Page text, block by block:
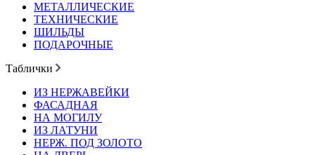
МЕТАЛЛИЧЕСКИЕ
ТЕХНИЧЕСКИЕ
ШИЛЬДЫ
ПОДАРОЧНЫЕ
Таблички
ИЗ НЕРЖАВЕЙКИ
ФАСАДНАЯ
НА МОГИЛУ
ИЗ ЛАТУНИ
НЕРЖ. ПОД ЗОЛОТО